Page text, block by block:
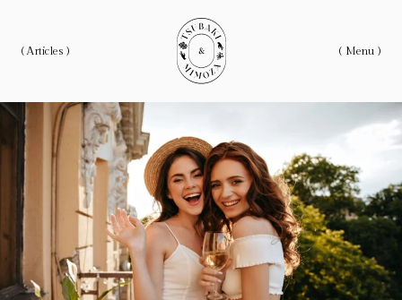
( Articles )
Homeホーム
About私たちについて
Articles 記事一覧
Category カテゴリー
( Menu )